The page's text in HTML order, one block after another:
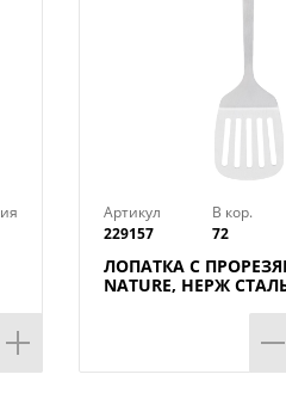
Артикул
229157
В кор.
72
ЛОПАТКА С
NATURE, НЕРЖ